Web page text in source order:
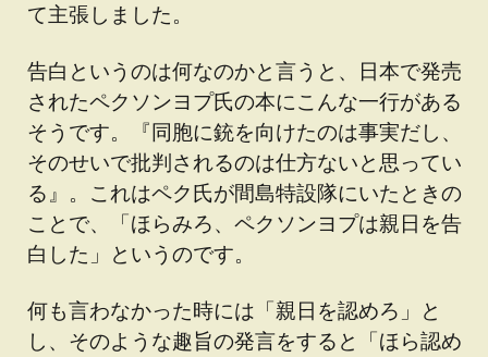
て主張しました。
告白というのは何なのかと言うと、日本で発売
されたペクソンヨプ氏の本にこんな一行がある
そうです。『同胞に銃を向けたのは事実だし、
そのせいで批判されるのは仕方ないと思ってい
る』。これはペク氏が間島特設隊にいたときの
ことで、「ほらみろ、ペクソンヨプは親日を告
白した」というのです。
何も言わなかった時には「親日を認めろ」と
し、そのような趣旨の発言をすると「ほら認め